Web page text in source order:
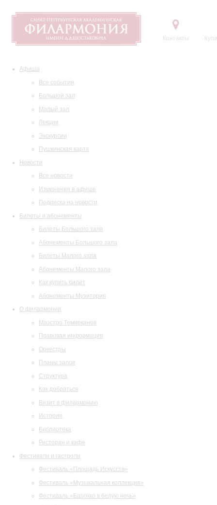
Контакты
Афиша
Все события
Большой зал
Малый зал
Лекции
Экскурсии
Пушкинская карта
Новости
Все новости
Изменения в афише
Подписка на новости
Билеты и абонементы
Билеты Большого зала
Абонементы Большого зала
Билеты Малого зала
Абонементы Малого зала
Как купить билет
Абонементы Музитория
О филармонии
Маэстро Темирканов
Правовая информация
Оркестры
Планы залов
Структура
Как добраться
Визит в филармонию
История
Библиотека
Ресторан и кафе
Фестивали и гастроли
Фестиваль «Площадь Искусств»
Фестиваль «Музыкальная коллекция»
Фестиваль «Барокко в белую ночь»